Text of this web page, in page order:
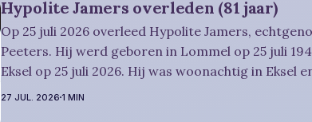
Hypolite Jamers overleden (81 jaar)
Op 25 juli 2026 overleed Hypolite Jamers,
Peeters. Hij werd geboren in Lommel op 25 juli
Eksel op 25 juli 2026. Hij was woonachtig in Eksel
Rouwbericht Witters: Wij nemen in intieme kring afscheid van Hypolite,
27 JUL. 2026 1 MIN